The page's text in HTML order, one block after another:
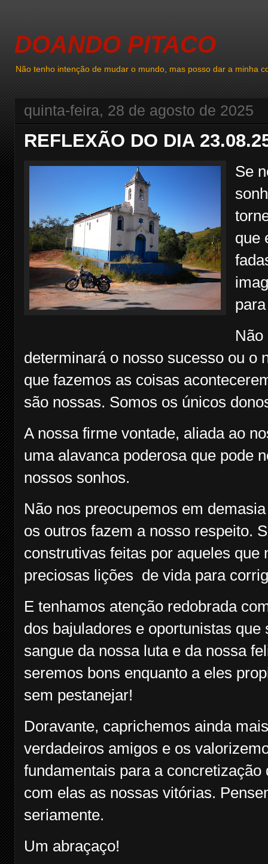
DOANDO PITACO
Não tenho intenção de mudar o mundo, mas posso dar a minha
quinta-feira, 28 de agosto de 2025
REFLEXÃO DO DIA
Se
que
Não
determinará o nosso sucesso ou o
que fazemos as coisas
são nossas. Somos os únicos
A nossa firme vontade, aliada ao
uma alavanca poderosa que pode
nossos sonhos.
Não nos preocupemos em
os outros fazem a nosso respeito.
construtivas feitas por aqueles
preciosas lições de vida para
E tenhamos atenção redobrada
dos bajuladores e oportunistas
sangue da nossa luta e da nossa
seremos bons enquanto a eles
sem pestanejar!
Doravante, caprichemos ainda
verdadeiros amigos e os
fundamentais para a
com elas as nossas vitórias.
seriamente.
Um abraçaço!